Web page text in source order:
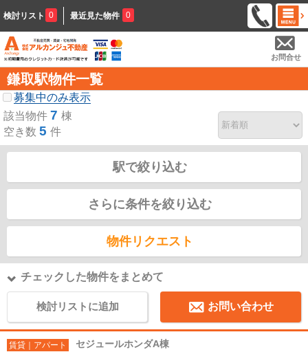
検討リスト 0 最近見た物件 0
お問合せ
鎌取駅物件一覧
募集中のみ表示
該当物件 7 棟
空き数 5 件
駅で絞り込む
さらに条件を絞り込む
物件リクエスト
チェックした物件をまとめて
検討リストに追加 お問い合わせ
賃貸｜アパート セジュールホンダA棟